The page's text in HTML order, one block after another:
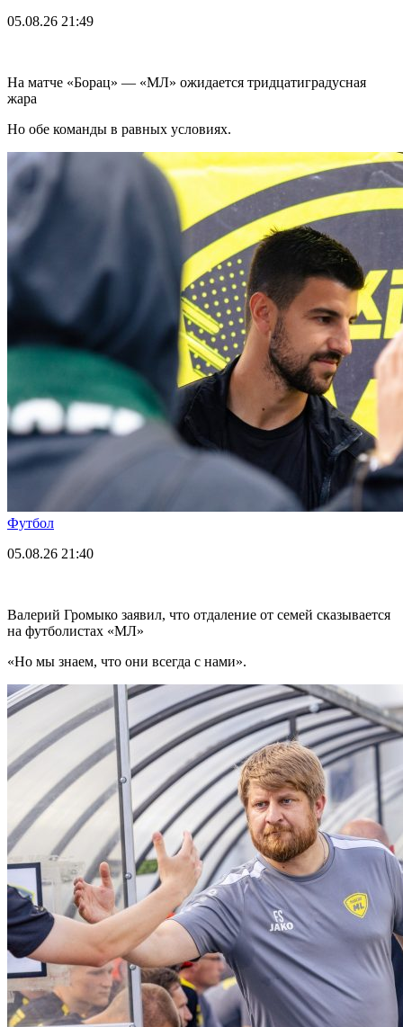
05.08.26 21:49
На матче «Борац» — «МЛ» ожидается тридцатиградусная
жара
Но обе команды в равных условиях.
Футбол
05.08.26 21:40
Валерий Громыко заявил, что отдаление от семей сказывается
на футболистах «МЛ»
«Но мы знаем, что они всегда с нами».